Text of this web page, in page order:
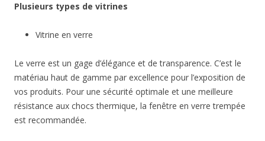
Plusieurs types de vitrines
Vitrine en verre
Le verre est un gage d’élégance et de transparence. C’est le
matériau haut de gamme par excellence pour l’exposition de
vos produits. Pour une sécurité optimale et une meilleure
résistance aux chocs thermique, la fenêtre en verre trempée
est recommandée.